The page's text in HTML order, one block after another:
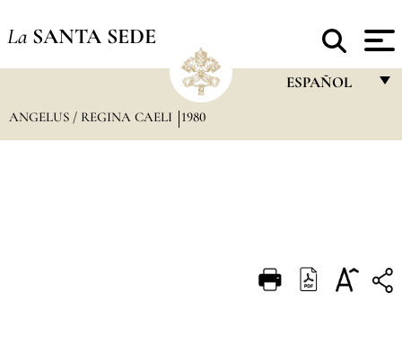
La SANTA SEDE
ESPAÑOL
DEUTSCH
ANGELUS / REGINA CAELI 1980